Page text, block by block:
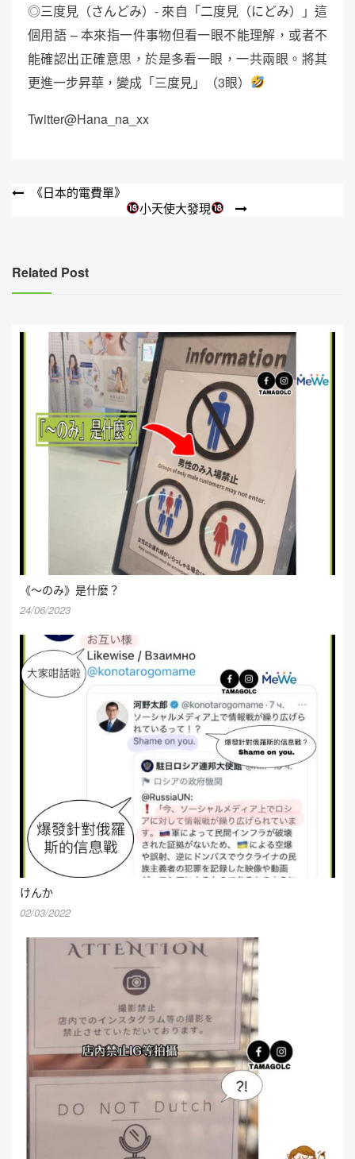
◎三度見（さんどみ）- 來自「二度見（にどみ）」這
個用語 – 本來指一件事物但看一眼不能理解，或者不
能確認出正確意思，於是多看一眼，一共兩眼。將其
更進一步昇華，變成「三度見」（3眼）
Twitter@Hana_na_xx
文
覽
《日本的電費單》
小天使大發現
Related Post
《〜のみ》是什麼？
24/06/2023
けんか
02/03/2022